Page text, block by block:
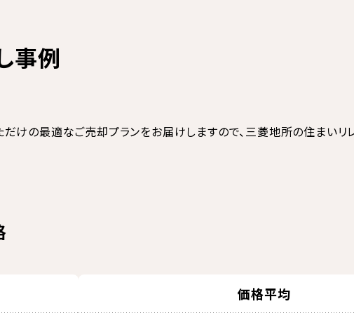
事例
けの最適なご売却プランをお届けしますので、三菱地所の住まいリ
価格平均